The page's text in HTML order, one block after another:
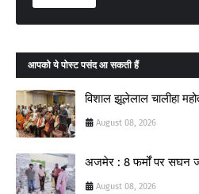
आपको ये पोस्ट पसंद आ सकती हैं
विशाल झूलेलाल चालीहा
August 08, 2026
अजमेर : 8 फर्मों पर सघन
August 08, 2026